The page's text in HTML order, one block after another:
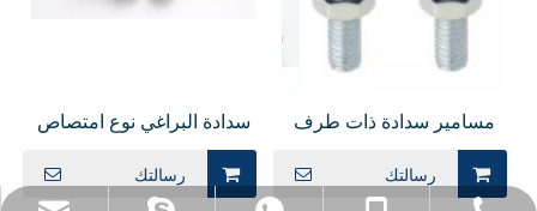
مسامير سدادة ذات طرف
سداسي مع مصد من
اليوريثان UNBH UNBHHرسالتك
سدادة البراغي نوع امتصاص
الصدمات UNST
رسالتك